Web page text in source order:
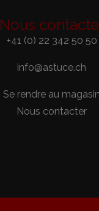
Nous
+41 (0) 22 342 50 50
info@astuce.ch
Se rendre au magasin
Nous contacter